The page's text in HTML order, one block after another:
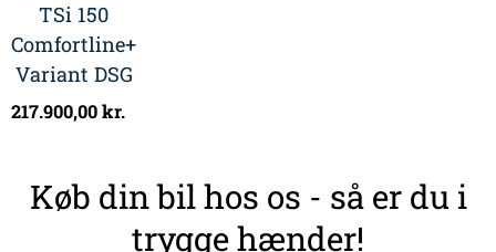
TSi 150
Comfortline+
Variant DSG
217.900,00kr.
Køb din bil hos os - så er du i
trygge hænder!